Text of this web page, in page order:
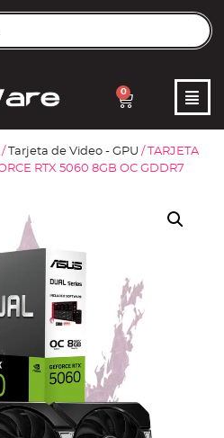
0
/ Tarjeta de Video - GPU / TARJETA
RTX 5060 8GB OC GDDR7